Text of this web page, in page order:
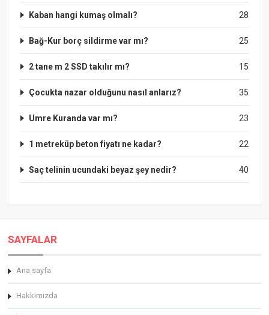
28
Kaban hangi kumaş olmalı?
25
Bağ-Kur borç sildirme var mı?
15
2 tane m 2 SSD takılır mı?
35
Çocukta nazar olduğunu nasıl anlarız?
23
Umre Kuranda var mı?
22
1 metreküp beton fiyatı ne kadar?
40
Saç telinin ucundaki beyaz şey nedir?
SAYFALAR
Ana sayfa
Hakkimizda